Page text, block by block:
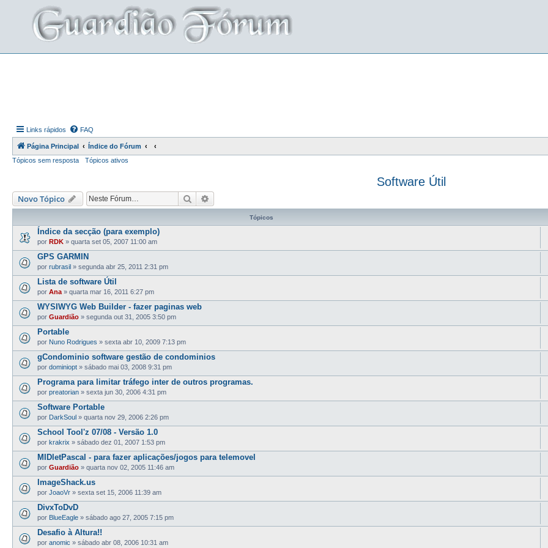
Links rápidos FAQ
Página Principal
Índice do Fórum
Tópicos sem resposta
Tópicos ativos
Software Útil
Novo Tópico Pesquisar
Tópicos
Índice da secção (para exemplo)
por RDK » quarta set 05, 2007 11:00 am
GPS GARMIN
por rubrasil » segunda abr 25, 2011 2:31 pm
Lista de software Útil
por Ana » quarta mar 16, 2011 6:27 pm
WYSIWYG Web Builder - fazer paginas web
por Guardião » segunda out 31, 2005 3:50 pm
Portable
por Nuno Rodrigues » sexta abr 10, 2009 7:13 pm
gCondominio software gestão de condominios
por dominiopt » sábado mai 03, 2008 9:31 pm
Programa para limitar tráfego inter de outros programas.
por preatorian » sexta jun 30, 2006 4:31 pm
Software Portable
por DarkSoul » quarta nov 29, 2006 2:26 pm
School Tool'z 07/08 - Versão 1.0
por krakrix » sábado dez 01, 2007 1:53 pm
MIDletPascal - para fazer aplicações/jogos para telemovel
por Guardião » quarta nov 02, 2005 11:46 am
ImageShack.us
por JoaoVr » sexta set 15, 2006 11:39 am
DivxToDvD
por BlueEagle » sábado ago 27, 2005 7:15 pm
Desafio à Altura!!
por anomic » sábado abr 08, 2006 10:31 am